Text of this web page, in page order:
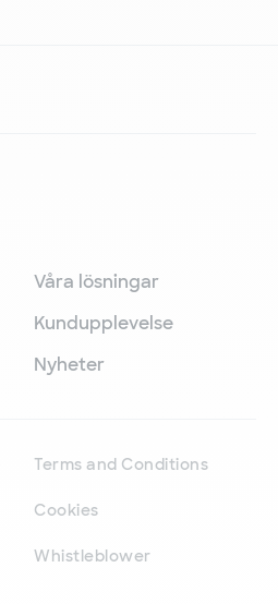
Våra lösningar
Kundupplevelse
Nyheter
Terms and Conditions
Cookies
Whistleblower